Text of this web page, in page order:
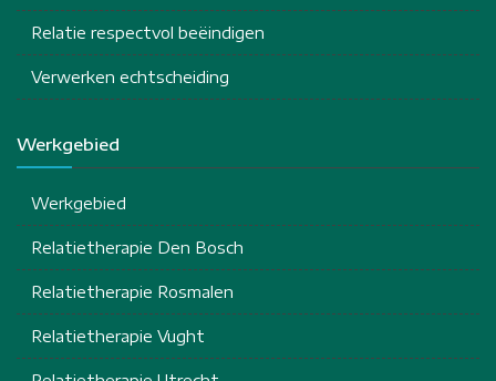
Relatie respectvol beëindigen
Verwerken echtscheiding
Werkgebied
Werkgebied
Relatietherapie Den Bosch
Relatietherapie Rosmalen
Relatietherapie Vught